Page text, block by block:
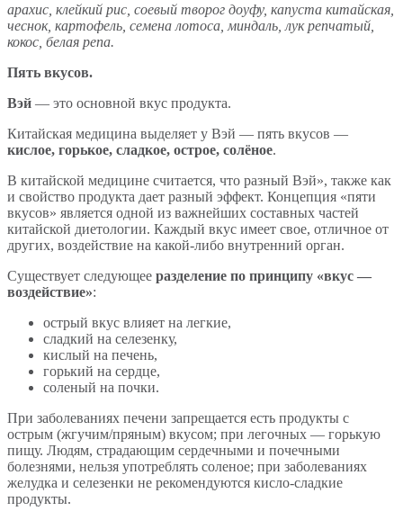
арахис, клейкий рис, соевый творог доуфу, капуста китайская,
чеснок, картофель, семена лотоса, миндаль, лук репчатый,
кокос, белая репа.
Пять вкусов.
Вэй — это основной вкус продукта.
Китайская медицина выделяет у Вэй — пять вкусов —
кислое, горькое, сладкое, острое, солёное.
В китайской медицине считается, что разный Вэй», также как
и свойство продукта дает разный эффект. Концепция «пяти
вкусов» является одной из важнейших составных частей
китайской диетологии. Каждый вкус имеет свое, отличное от
других, воздействие на какой-либо внутренний орган.
Существует следующее разделение по принципу «вкус —
воздействие»:
острый вкус влияет на легкие,
сладкий на селезенку,
кислый на печень,
горький на сердце,
соленый на почки.
При заболеваниях печени запрещается есть продукты с
острым (жгучим/пряным) вкусом; при легочных — горькую
пищу. Людям, страдающим сердечными и почечными
болезнями, нельзя употреблять соленое; при заболеваниях
желудка и селезенки не рекомендуются кисло-сладкие
продукты.